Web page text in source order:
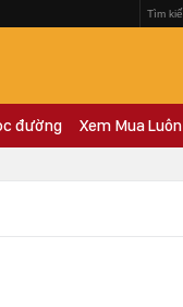
đường Xem Mua Luôn